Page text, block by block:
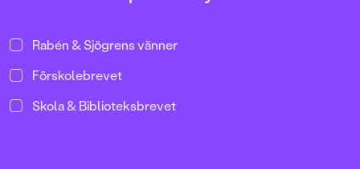
Rabén & Sjögrens vänner
Förskolebrevet
Skola & Biblioteksbrevet